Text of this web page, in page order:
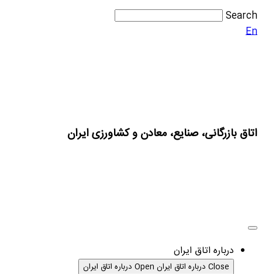
Search
En
اتاق بازرگانی، صنایع، معادن و کشاورزی ایران
درباره اتاق ایران
Close درباره اتاق ایران Open درباره اتاق ایران